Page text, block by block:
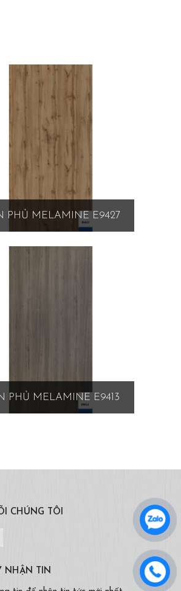
PHỦ MELAMINE E9427
PHỦ MELAMINE E9413
CHÚNG TÔI
NHẬN TIN